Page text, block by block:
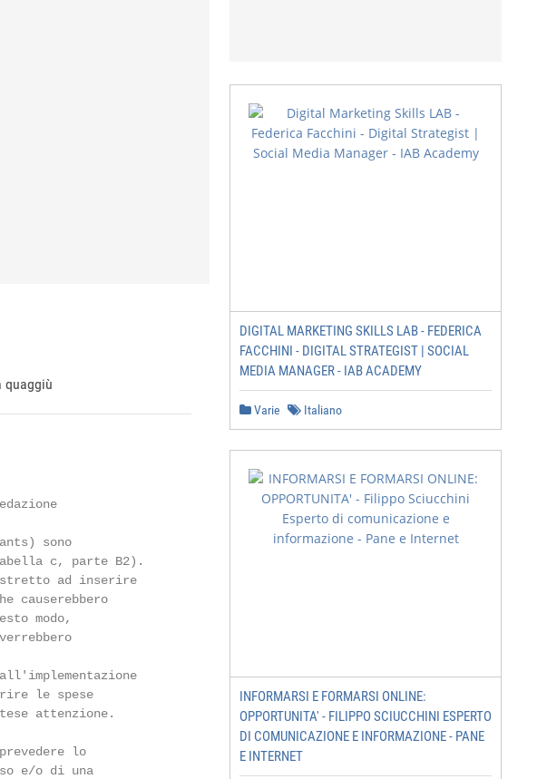
quaggiù
sono
c, parte B2).
ad inserire
causerebbero
modo,
le spese
attenzione.
lo
e/o di una
DIGITAL MARKETING SKILLS LAB - FEDERICA
FACCHINI - DIGITAL STRATEGIST | SOCIAL
MEDIA MANAGER - IAB ACADEMY
Varie Italiano
INFORMARSI E FORMARSI ONLINE:
OPPORTUNITA' - FILIPPO SCIUCCHINI ESPERTO
DI COMUNICAZIONE E INFORMAZIONE - PANE
E INTERNET